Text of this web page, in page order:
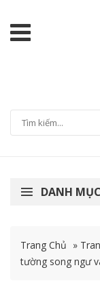
DANH
Trang Chủ »
tường song ngư